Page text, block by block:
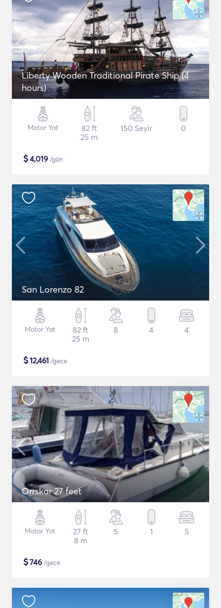
Liberty Wooden Traditional Pirate Ship (4
hours)
Motor Yat
82 ft
25 m
150 Seyir 0
$4,019 /gün
San Lorenzo 82
Motor Yat
82 ft
25 m
8 4 4
$12,461 /gece
Orrskar 27 feet
Motor Yat
27 ft
8 m
5 1 5
$746 /gece